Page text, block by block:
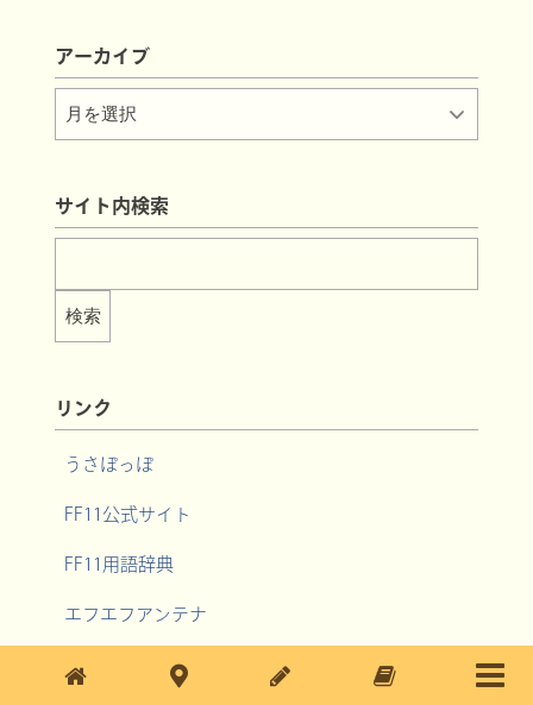
アーカイブ
サイト内検索
リンク
うさぽっぽ
FF11公式サイト
FF11用語辞典
エフエフアンテナ
FF11ブログアンテナ